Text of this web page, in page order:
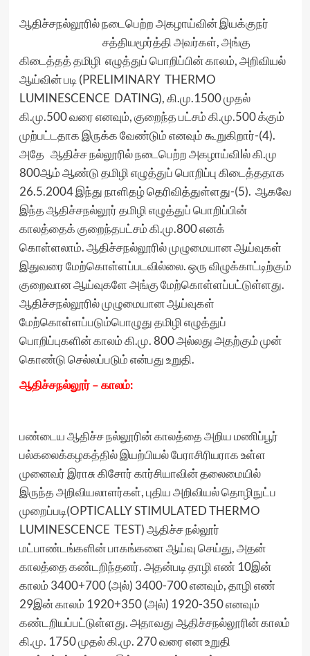
ஆதிச்சநல்லூரில் நடைபெற்ற அகழாய்வின் இயக்குநர்
சத்தியமூர்த்தி அவர்கள், அங்கு
கிடைத்தத் தமிழி எழுத்துப் பொறிப்பின் காலம், அறிவியல்
ஆய்வின் படி (PRELIMINARY THERMO
LUMINESCENCE DATING), கி.மு.1500 முதல்
கி.மு.500 வரை எனவும், குறைந்த பட்சம் கி.மு.500 க்கும்
முற்பட்டதாக இருக்க வேண்டும் எனவும் கூறுகிறார்-(4).
அதே ஆதிச்ச நல்லூரில் நடைபெற்ற அகழாய்விlல் கி.மு
800ஆம் ஆண்டு தமிழி எழுத்துப் பொறிப்பு கிடைத்ததாக
26.5.2004 இந்து நாளிதழ் தெரிவித்துள்ளது-(5). ஆகவே
இந்த ஆதிச்சநல்லூர் தமிழி எழுத்துப் பொறிப்பின்
காலத்தைக் குறைந்தபட்சம் கி.மு.800 எனக்
கொள்ளலாம். ஆதிச்சநல்லூரில் முழுமையான ஆய்வுகள்
இதுவரை மேற்கொள்ளப்படவில்லை. ஒரு விழுக்காட்டிற்கும்
குறைவான ஆய்வுகளே அங்கு மேற்கொள்ளப்பட்டுள்ளது.
ஆதிச்சநல்லூரில் முழுமையான ஆய்வுகள்
மேற்கொள்ளப்படும்பொழுது தமிழி எழுத்துப்
பொறிப்புகளின் காலம் கி.மு. 800 அல்லது அதற்கும் முன்
கொண்டு செல்லப்படும் என்பது உறுதி.
ஆதிச்சநல்லூர் – காலம்:
பண்டைய ஆதிச்ச நல்லூரின் காலத்தை அறிய மணிப்பூர்
பல்கலைக்கழகத்தில் இயற்பியல் பேராசிரியராக உள்ள
முனைவர் இராசு கிசோர் கார்சியாவின் தலைமையில்
இருந்த அறிவியலாளர்கள், புதிய அறிவியல் தொழிநுட்ப
முறைப்படி(OPTICALLY STIMULATED THERMO
LUMINESCENCE TEST) ஆதிச்ச நல்லூர்
மட்பாண்டங்களின் பாகங்களை ஆய்வு செய்து, அதன்
காலத்தை கண்டறிந்தனர். அதன்படி தாழி எண் 10இன்
காலம் 3400+700 (அல்) 3400-700 எனவும், தாழி எண்
29இன் காலம் 1920+350 (அல்) 1920-350 எனவும்
கண்டறியப்பட்டுள்ளது. அதாவது ஆதிச்சநல்லூரின் காலம்
கி.மு. 1750 முதல் கி.மு. 270 வரை என உறுதி